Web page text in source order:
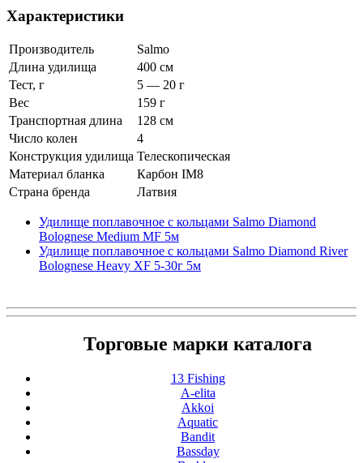
Характеристики
Производитель
Salmo
Длина удилища
400 см
Тест, г
5 — 20 г
Вес
159 г
Транспортная длина
128 см
Число колен
4
Конструкция удилища Телескопическая
Материал бланка
Карбон IM8
Страна бренда
Латвия
Удилище поплавочное с кольцами Salmo Diamond
Bolognese Medium MF 5м
Удилище поплавочное с кольцами Salmo Diamond River
Bolognese Heavy XF 5-30г 5м
Торговые марки каталога
13 Fishing
A-elita
Akkoi
Aquatic
Bandit
Bassday